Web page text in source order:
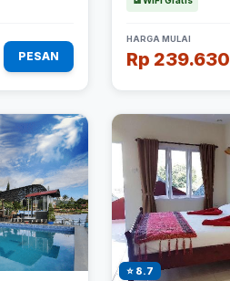
PESAN
HARGA MULAI
Rp 239.630
⭐ 8.7